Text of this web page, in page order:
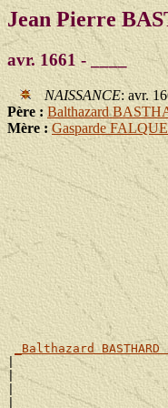
Jean Pierre
avr. 1661 - ____
NAISSANCE: avr.
Père : Balthazard
Mère :Gasparde
_Balthazard BASTHARD
|
|
|
|